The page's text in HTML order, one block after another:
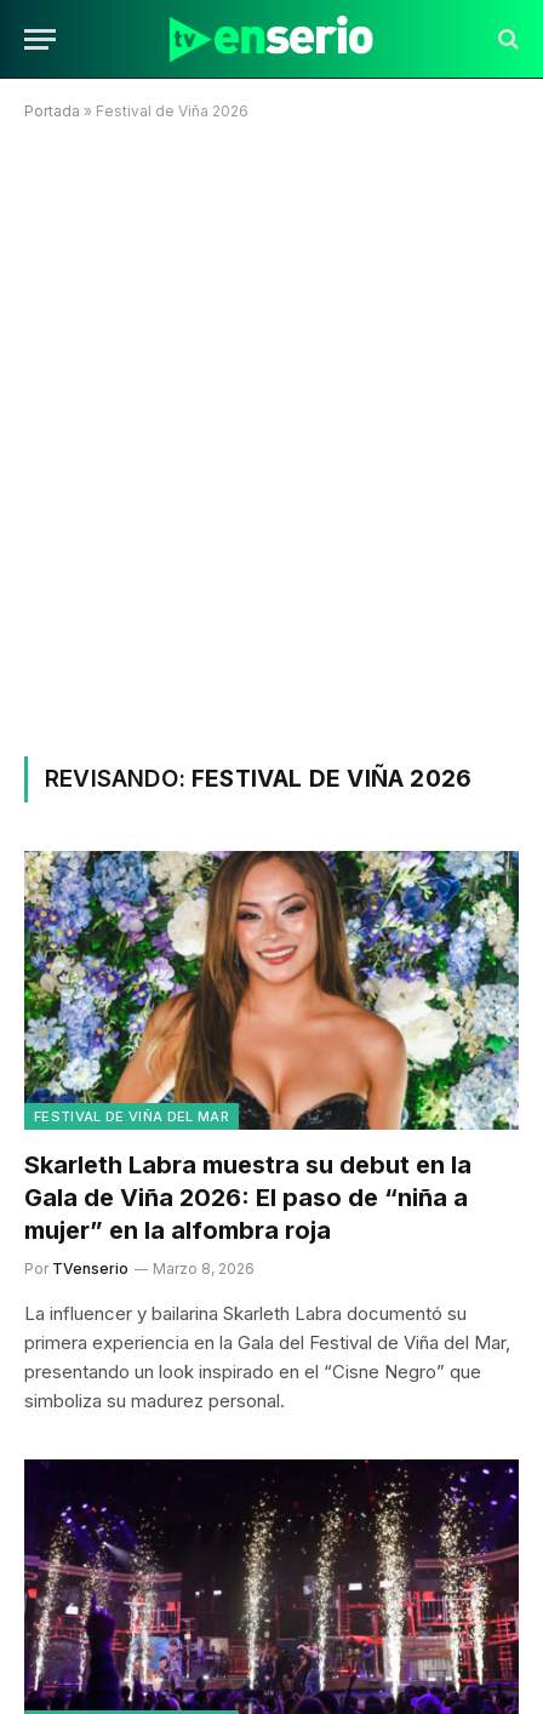
Portada » Festival de Viña 2026
REVISANDO: FESTIVAL DE VIÑA 2026
FESTIVAL DE VIÑA DEL MAR
Skarleth Labra muestra su debut en la
Gala de Viña 2026: El paso de “niña a
mujer” en la alfombra roja
Por TVenserio Marzo 8, 2026
La influencer y bailarina Skarleth Labra documentó su
primera experiencia en la Gala del Festival de Viña del Mar,
presentando un look inspirado en el “Cisne Negro” que
simboliza su madurez personal.